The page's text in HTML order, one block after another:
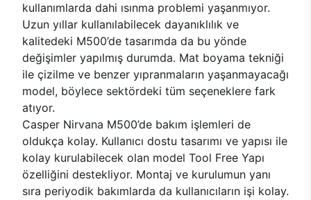
kullanımlarda dahi ısınma problemi yaşanmıyor.
Uzun yıllar kullanılabilecek dayanıklılık ve
kalitedeki M500’de tasarımda da bu yönde
değişimler yapılmış durumda. Mat boyama tekniği
ile çizilme ve benzer yıpranmaların yaşanmayacağı
model, böylece sektördeki tüm seçeneklere fark
atıyor.
Casper Nirvana M500’de bakım işlemleri de
oldukça kolay. Kullanıcı dostu tasarımı ve yapısı ile
kolay kurulabilecek olan model Tool Free Yapı
özelliğini destekliyor. Montaj ve kurulumun yanı
sıra periyodik bakımlarda da kullanıcıların işi kolay.